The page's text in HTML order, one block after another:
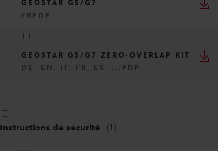
GEOSTAR G5/G7
FR PDF
GEOSTAR G5/G7 ZERO-OVERLAP KIT
DE, EN, IT, FR, ES, ... PDF
Instructions de sécurité (1)